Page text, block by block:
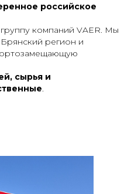
российское
компаний VAER. Мы
регион и
сырья и
.